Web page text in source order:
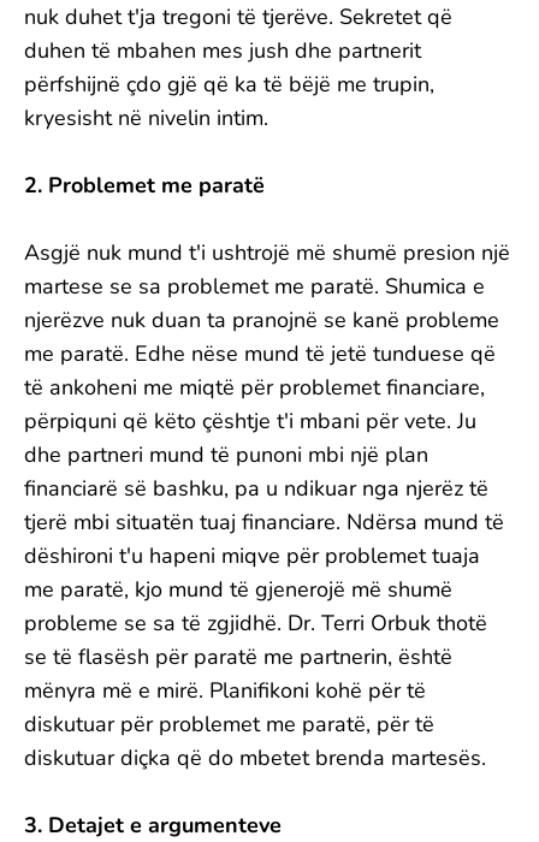
nuk duhet t'ja tregoni të tjerëve. Sekretet që
duhen të mbahen mes jush dhe partnerit
përfshijnë çdo gjë që ka të bëjë me trupin,
kryesisht në nivelin intim.
2. Problemet me paratë
Asgjë nuk mund t'i ushtrojë më shumë presion një
martese se sa problemet me paratë. Shumica e
njerëzve nuk duan ta pranojnë se kanë probleme
me paratë. Edhe nëse mund të jetë tunduese që
të ankoheni me miqtë për problemet financiare,
përpiquni që këto çështje t'i mbani për vete. Ju
dhe partneri mund të punoni mbi një plan
financiarë së bashku, pa u ndikuar nga njerëz të
tjerë mbi situatën tuaj financiare. Ndërsa mund të
dëshironi t'u hapeni miqve për problemet tuaja
me paratë, kjo mund të gjenerojë më shumë
probleme se sa të zgjidhë. Dr. Terri Orbuk thotë
se të flasësh për paratë me partnerin, është
mënyra më e mirë. Planifikoni kohë për të
diskutuar për problemet me paratë, për të
diskutuar diçka që do mbetet brenda martesës.
3. Detajet e argumenteve